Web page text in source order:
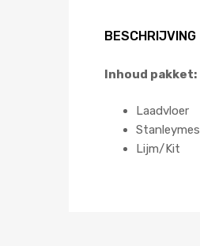
BESCHRIJVING
Inhoud pakket:
Laadvloer
Stanleymes
Lijm/Kit